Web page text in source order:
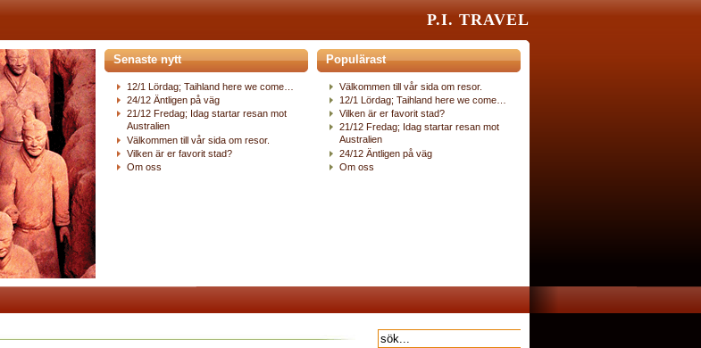
P.I. TRAVEL
Senaste nytt
12/1 Lördag; Taihland here we come…
24/12 Äntligen på väg
21/12 Fredag; Idag startar resan mot
Australien
Välkommen till vår sida om resor.
Vilken är er favorit stad?
Om oss
Populärast
Välkommen till vår sida om resor.
12/1 Lördag; Taihland here we come…
Vilken är er favorit stad?
21/12 Fredag; Idag startar resan mot
Australien
24/12 Äntligen på väg
Om oss